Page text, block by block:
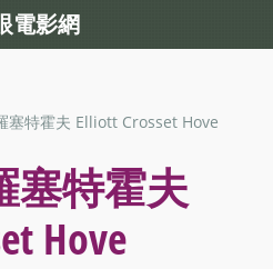
塞特霍夫 Elliott Crosset Hove
塞特霍夫
Hove
電影網